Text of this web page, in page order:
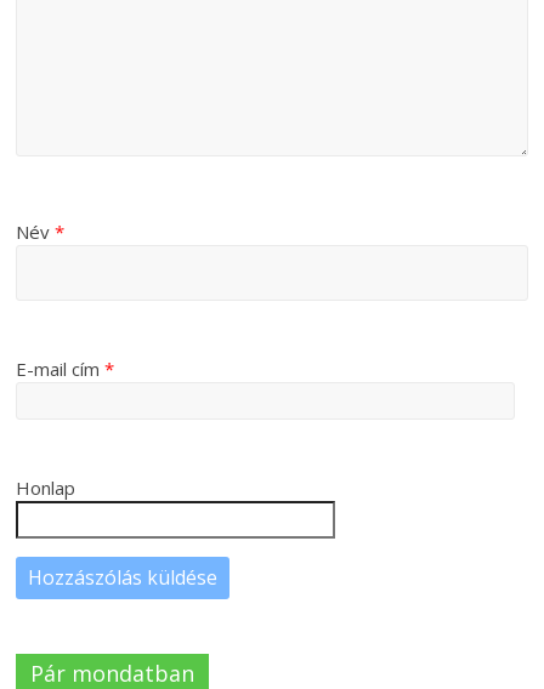
Név*
E-mail cím*
Honlap
Pár mondatban